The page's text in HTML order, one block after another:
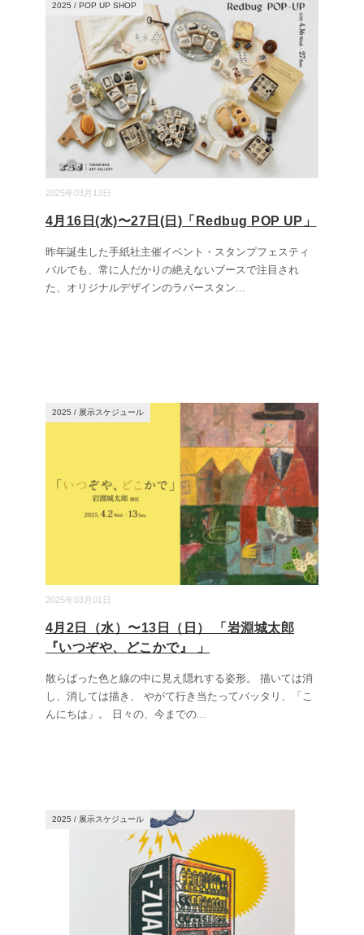
2025年03月13日
2025 / POP UP SHOP
4月16日(水)〜27日(日)「Redbug POP UP」
昨年誕生した手紙社主催イベント・スタンプフェスティ
バルでも、常に人だかりの絶えないブースで注目され
た、オリジナルデザインのラバースタン...
2025年03月01日
2025 / 展示スケジュール
4月2日（水）〜13日（日） 「岩淵城太郎
『いつぞや、どこかで』 」
散らばった色と線の中に見え隠れする姿形。 描いては消
し、消しては描き、 やがて行き当たってバッタリ、「こ
んにちは」。 日々の、今までの...
2025 / 展示スケジュール